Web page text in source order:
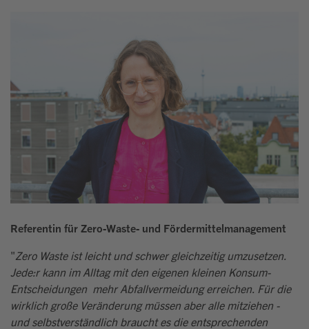
Referentin für Zero-Waste- und Fördermittelmanagement
"Zero Waste ist leicht und schwer gleichzeitig umzusetzen.
Jede:r kann im Alltag mit den eigenen kleinen Konsum-
Entscheidungen mehr Abfallvermeidung erreichen. Für die
wirklich große Veränderung müssen aber alle mitziehen -
und selbstverständlich braucht es die entsprechenden